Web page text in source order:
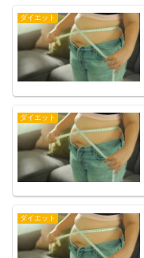
ダイエット
ダイエット
ダイエット